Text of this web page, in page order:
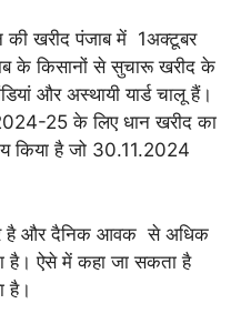
खरीद पंजाब में 1अक्टूबर
के किसानों से सुचारू खरीद के
और अस्थायी यार्ड चालू हैं।
25 के लिए धान खरीद का
किया है जो 30.11.2024
है और दैनिक आवक से अधिक
है। ऐसे में कहा जा सकता है
है।